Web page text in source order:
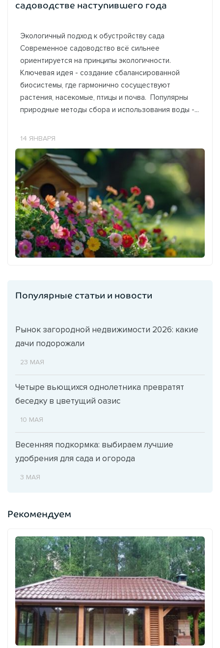
садоводстве наступившего года
Экологичный подход к обустройству сада
Современное садоводство всё сильнее
ориентируется на принципы экологичности.
Ключевая идея - создание сбалансированной
биосистемы, где гармонично сосуществуют
растения, насекомые, птицы и почва. Популярны
природные методы сбора и использования воды -...
14 ЯНВАРЯ
Популярные статьи и новости
Рынок загородной недвижимости 2026: какие
дачи подорожали
23 МАЯ
Четыре вьющихся однолетника превратят
беседку в цветущий оазис
10 МАЯ
Весенняя подкормка: выбираем лучшие
удобрения для сада и огорода
3 МАЯ
Рекомендуем